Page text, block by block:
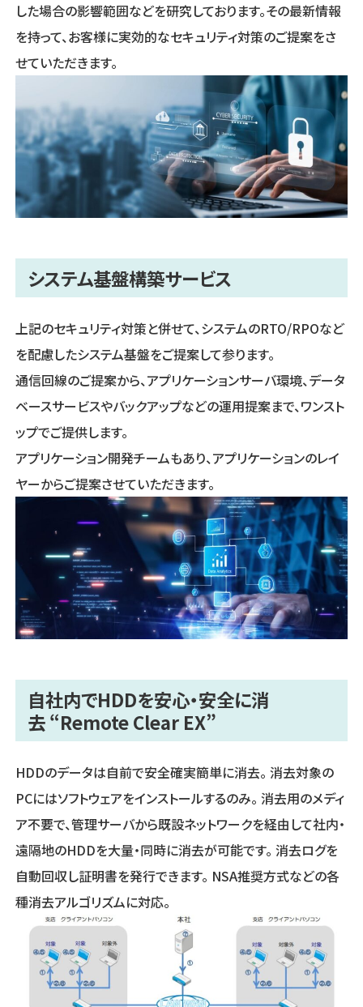
した場合の影響範囲などを研究しております。その最新情報
を持って、お客様に実効的なセキュリティ対策のご提案をさ
せていただきます。
システム基盤構築サービス
上記のセキュリティ対策と併せて、システムのRTO/RPOなど
を配慮したシステム基盤をご提案して参ります。
通信回線のご提案から、アプリケーションサーバ環境、データ
ベースサービスやバックアップなどの運用提案まで、ワンスト
ップでご提供します。
アプリケーション開発チームもあり、アプリケーションのレイ
ヤーからご提案させていただきます。
自社内でHDDを安心・安全に消
去 “Remote Clear EX”
HDDのデータは自前で安全確実簡単に消去。 消去対象の
PCにはソフトウェアをインストールするのみ。 消去用のメディ
ア不要で、管理サーバから既設ネットワークを経由して社内・
遠隔地のHDDを大量・同時に消去が可能です。 消去ログを
自動回収し証明書を発行できます。 NSA推奨方式などの各
種消去アルゴリズムに対応。